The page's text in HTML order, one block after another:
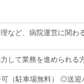
など、病院運営に関わ
して業務を進められる
（駐車場無料） ◎送迎